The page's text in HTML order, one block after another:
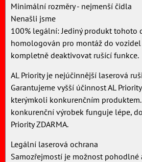
Minimální rozměry - nejmenší čidla
Nenašli jsme
100% legální: Jediný produkt tohoto
homologován pro montáž do
kompletně deaktivovat rušící funkce.
AL Priority je nejúčinnější laserová
Garantujeme vyšší účinnost AL
kterýmkoli konkurenčním
konkurenční výrobek funguje lépe,
Priority ZDARMA.
Legální laserová ochrana
Samozřejmostí je možnost pohodlné